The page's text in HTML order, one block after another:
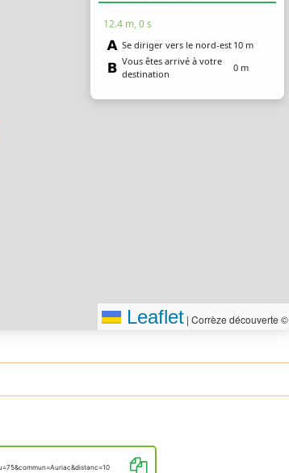
12.4 m, 0 s
Se diriger vers le nord-est 10 m
Vous êtes arrivé à votre
destination
0 m
Leaflet | Corrèze découverte ©